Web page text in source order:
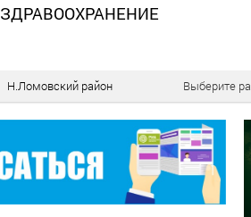
ЗДРАВООХРАНЕНИЕ
Н.Ломовский район Выберите